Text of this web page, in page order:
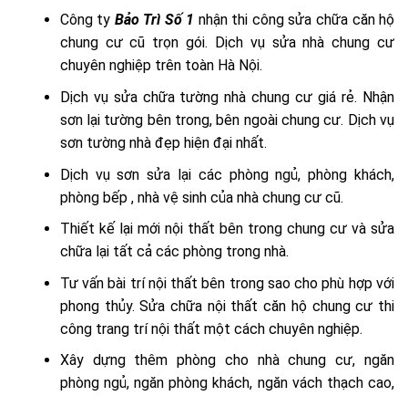
Công ty Bảo Trì Số 1 nhận thi công sửa chữa căn hộ
chung cư cũ trọn gói. Dịch vụ sửa nhà chung cư
chuyên nghiệp trên toàn Hà Nội.
Dịch vụ sửa chữa tường nhà chung cư giá rẻ. Nhận
sơn lại tường bên trong, bên ngoài chung cư. Dịch vụ
sơn tường nhà đẹp hiện đại nhất.
Dịch vụ sơn sửa lại các phòng ngủ, phòng khách,
phòng bếp , nhà vệ sinh của nhà chung cư cũ.
Thiết kế lại mới nội thất bên trong chung cư và sửa
chữa lại tất cả các phòng trong nhà.
Tư vấn bài trí nội thất bên trong sao cho phù hợp với
phong thủy. Sửa chữa nội thất căn hộ chung cư thi
công trang trí nội thất một cách chuyên nghiệp.
Xây dựng thêm phòng cho nhà chung cư, ngăn
phòng ngủ, ngăn phòng khách, ngăn vách thạch cao,